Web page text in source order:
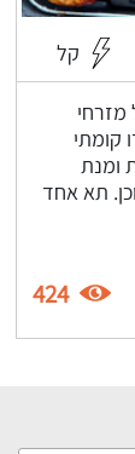
קל
מזרחי
קומתי
ומנת
תא אחד
424